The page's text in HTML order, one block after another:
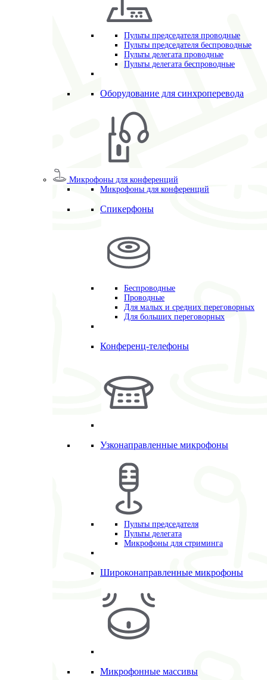
Пульты председателя проводные
Пульты председателя беспроводные
Пульты делегата проводные
Пульты делегата беспроводные
Оборудование для синхроперевода
Микрофоны для конференций
Микрофоны для конференций
Спикерфоны
Беспроводные
Проводные
Для малых и средних переговорных
Для больших переговорных
Конференц-телефоны
Узконаправленные микрофоны
Пульты председателя
Пульты делегата
Микрофоны для стриминга
Широконаправленные микрофоны
Микрофонные массивы